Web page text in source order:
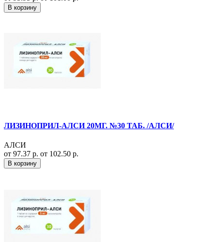
В корзину
ЛИЗИНОПРИЛ-АЛСИ 20МГ. №30 ТАБ. /АЛСИ/
АЛСИ
от 97.37 р. от 102.50 р.
В корзину